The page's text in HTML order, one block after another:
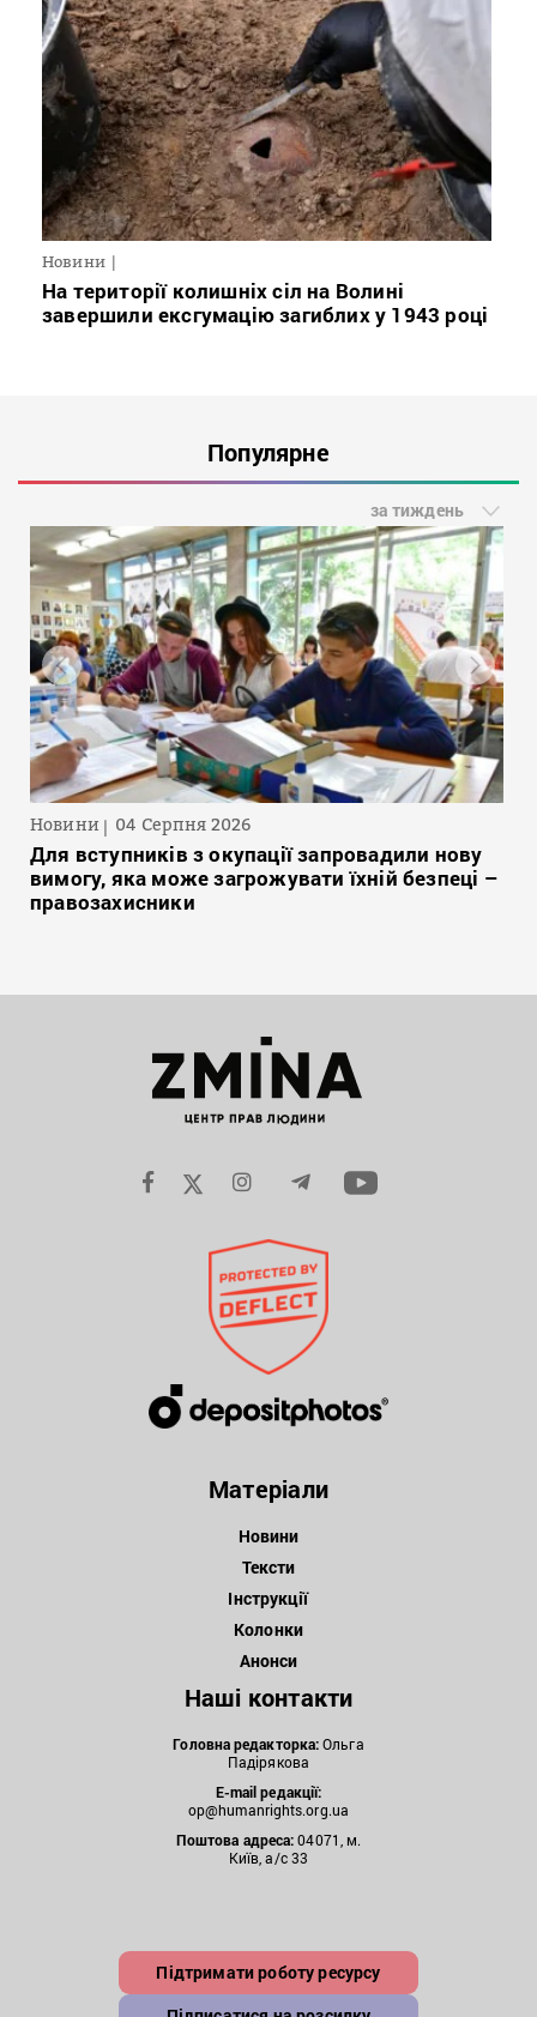
Новини
На території колишніх сіл на Волині
завершили ексгумацію загиблих у 1943 році
Популярне
за тиждень
Новини 04 Серпня 2026
Для вступників з окупації запровадили нову
вимогу, яка може загрожувати їхній безпеці –
правозахисники
Матеріали
Новини
Тексти
Інструкції
Колонки
Анонси
Наші контакти
Головна редакторка:Ольга
Падірякова
E-mail редакції:
op@humanrights.org.ua
Поштова адреса:04071, м.
Київ, а/с 33
Підтримати роботу ресурсу